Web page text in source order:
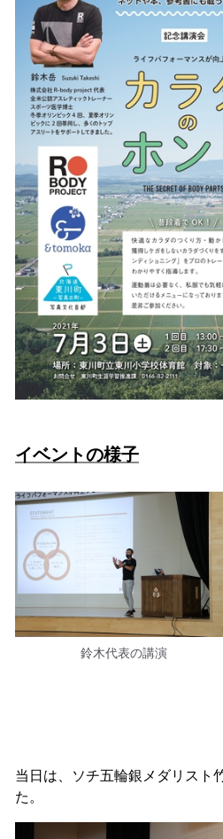
イベントの様子
鈴木代表の講演
当日は、ソチ五輪銀メダリスト
た。